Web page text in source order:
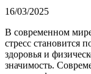
16/03/2025
В современном
стресс становится
здоровья и
значимость.